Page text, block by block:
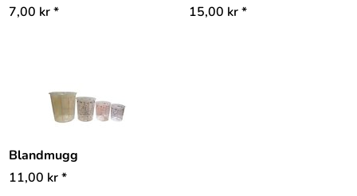
7,00 kr*
15,00 kr*
Blandmugg
11,00 kr*